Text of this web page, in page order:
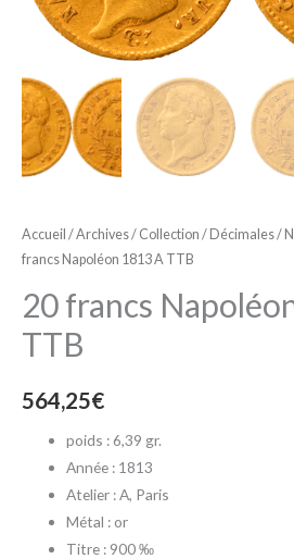
Accueil /Archives/ Collection / Décimales/
francs Napoléon 1813 A TTB
20 francs
TTB
564,25€
poids : 6,39 gr.
Année : 1813
Atelier : A, Paris
Métal : or
Titre : 900 ‰